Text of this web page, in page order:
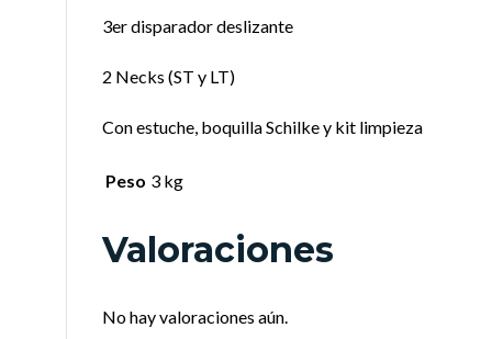
3er disparador deslizante
2 Necks (ST y LT)
Con estuche, boquilla Schilke y kit limpieza
Peso 3 kg
Valoraciones
No hay valoraciones aún.